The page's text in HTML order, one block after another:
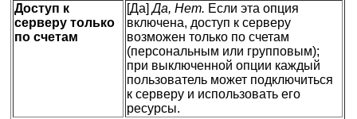
Доступ к
серверу только
по счетам
[Да]Да, Нет. Если эта опция
включена, доступ к серверу
возможен только по счетам
(персональным или групповым);
при выключенной опции каждый
пользователь может подключиться
к серверу и использовать его
ресурсы.